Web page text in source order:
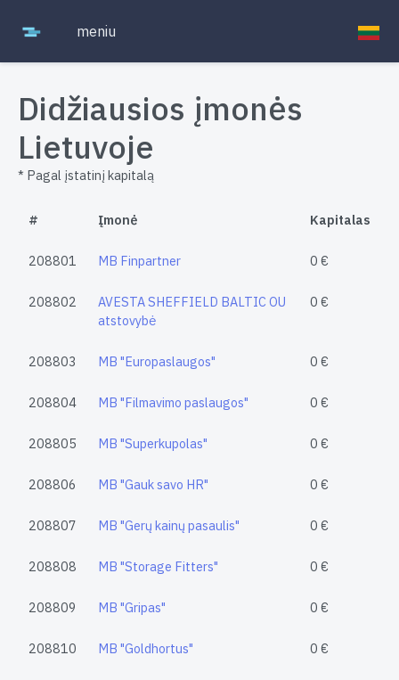
meniu
Didžiausios įmonės
Lietuvoje
* Pagal įstatinį kapitalą
# Įmonė Kapitalas
208801 MB Finpartner 0 €
208802
AVESTA SHEFFIELD BALTIC OU
atstovybė
0 €
208803 MB "Europaslaugos" 0 €
208804 MB "Filmavimo paslaugos" 0 €
208805 MB "Superkupolas" 0 €
208806 MB "Gauk savo HR" 0 €
208807 MB "Gerų kainų pasaulis" 0 €
208808 MB "Storage Fitters" 0 €
208809 MB "Gripas" 0 €
208810 MB "Goldhortus" 0 €